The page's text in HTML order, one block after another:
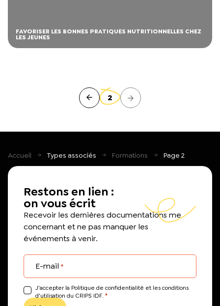
FAVORISER LES BONNES PRATIQUES NUTRITIONNELLES CHEZ
LES JEUNES
2
Accueil Types associés Formations Page 2
Restons en lien :
on vous écrit
Recevoir les dernières documentations me
concernant et ne pas manquer les
événements à venir.
E-mail *
J’accepter la Politique de confidentialité et les conditions
d'utilisation du CRIPS IDF. *